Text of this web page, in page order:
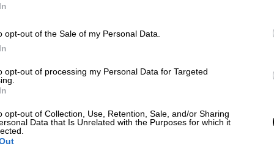
opt-out of the Sale of my Personal Data.
opt-out of processing my Personal Data for Targeted
opt-out of Collection, Use, Retention, Sale, and/or Sharing
Data that Is Unrelated with the Purposes for which it
ώρες τις Τετάρτης (11-09-24) στη
Αιγαίου.
το πρώτο κύμα
-
Κλέαρχο Μαρουσάκη
από το απόγευμα
από τα δυτικά προς τα
την Δευτέρα.